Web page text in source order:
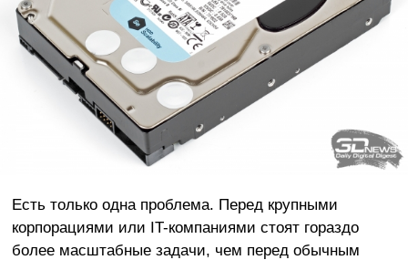
Есть только одна проблема. Перед крупными
корпорациями или IT-компаниями стоят гораздо
более масштабные задачи, чем перед обычным